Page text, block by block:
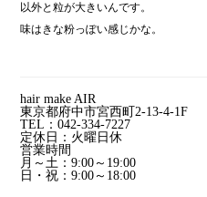
以外と粒が大きいんです。
味はきな粉っぽい感じかな。
hair make AIR
東京都府中市宮西町2-13-4-1F
TEL：042-334-7227
定休日：火曜日休
営業時間
月～土：9:00～19:00
日・祝：9:00～18:00